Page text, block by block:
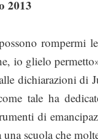
2013
rompermi
io glielo
dichiarazioni di
tale ha
di
una scuola che